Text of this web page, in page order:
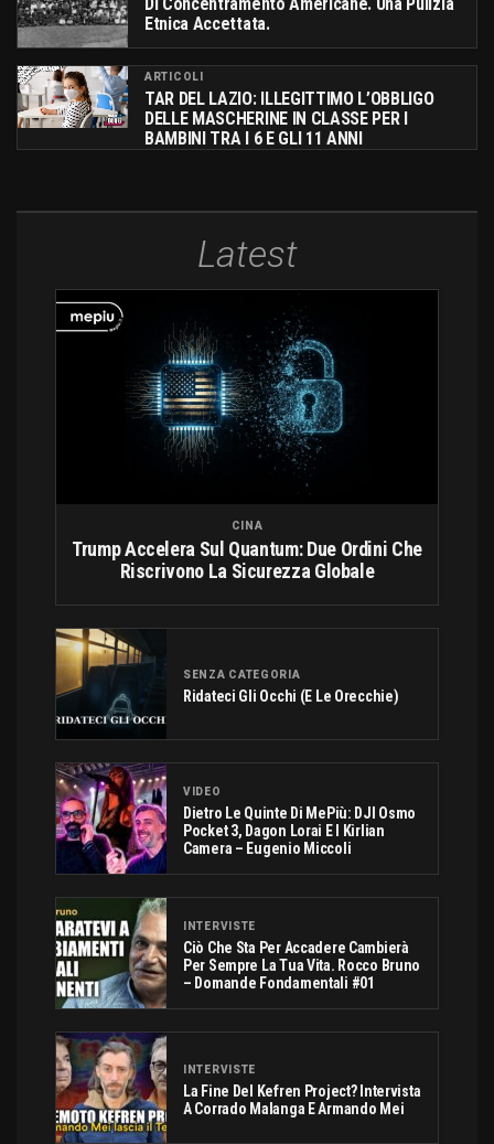
Etnica Accettata.
ARTICOLI
TAR DEL LAZIO: ILLEGITTIMO L’OBBLIGO
DELLE MASCHERINE IN CLASSE PER I
BAMBINI TRA I 6 E GLI 11 ANNI
Latest
CINA
Trump Accelera Sul Quantum: Due Ordini Che
Riscrivono La Sicurezza Globale
SENZA CATEGORIA
Ridateci Gli Occhi (e Le Orecchie)
VIDEO
Dietro Le Quinte Di MePiù: DJI Osmo
Pocket 3, Dagon Lorai E I Kirlian
Camera – Eugenio Miccoli
INTERVISTE
Ciò Che Sta Per Accadere Cambierà
Per Sempre La Tua Vita. Rocco Bruno
– Domande Fondamentali #01
INTERVISTE
La Fine Del Kefren Project? Intervista
A Corrado Malanga E Armando Mei